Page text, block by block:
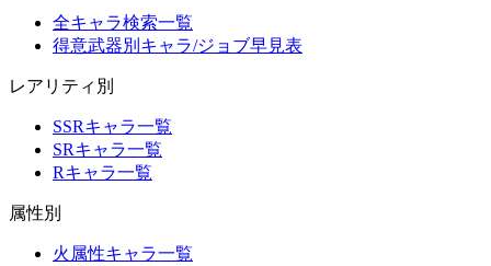
全キャラ検索一覧
得意武器別キャラ/ジョブ早見表
レアリティ別
SSRキャラ一覧
SRキャラ一覧
Rキャラ一覧
属性別
火属性キャラ一覧